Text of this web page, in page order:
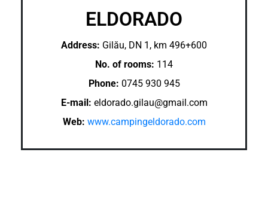
ELDORADO
Address: Gilău, DN 1, km 496+600
No. of rooms: 114
Phone: 0745 930 945
E-mail: eldorado.gilau@gmail.com
Web: www.campingeldorado.com